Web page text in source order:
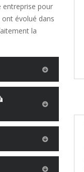
pour
évolué dans
la